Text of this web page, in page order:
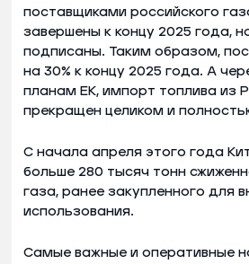
поставщиками российского
завершены к концу 2025 года,
подписаны. Таким образом,
на 30% к концу 2025 года. А
планам ЕК, импорт топлива из
прекращен целиком и
С начала апреля этого года
больше 280 тысяч тонн
газа, ранее закупленного для
использования.
Самые важные и оперативные